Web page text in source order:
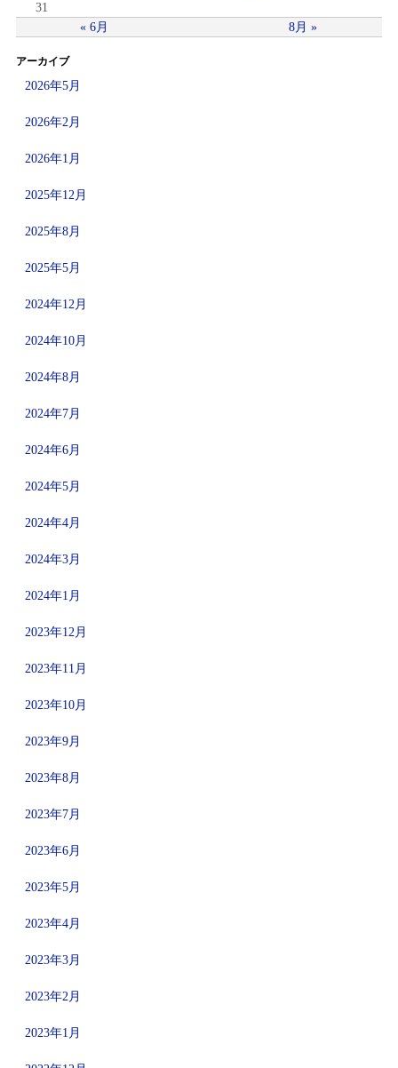
« 6月 8月 »
31
アーカイブ
2026年5月
2026年2月
2026年1月
2025年12月
2025年8月
2025年5月
2024年12月
2024年10月
2024年8月
2024年7月
2024年6月
2024年5月
2024年4月
2024年3月
2024年1月
2023年12月
2023年11月
2023年10月
2023年9月
2023年8月
2023年7月
2023年6月
2023年5月
2023年4月
2023年3月
2023年2月
2023年1月